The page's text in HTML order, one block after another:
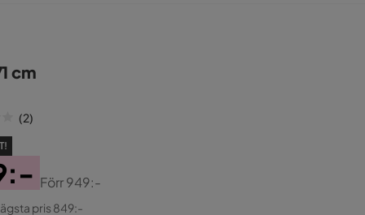
cm
(2)
Förr949:-
pris 849:-